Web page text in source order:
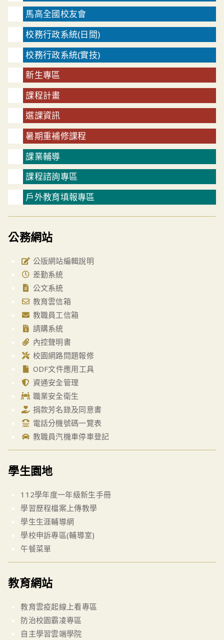
馬高全國校友會
校務行政系統(日間)
校務行政系統(實技)
新生專區
課程計畫
選課資訊
暑期重補修課程
課業輔導
課程諮詢專區
戶外教育填報專區
公務網站
公版網站編輯說明
差勤系統
公文系統
教育雲信箱
教職員工信箱
請購系統
內控聲明書
校園網路問題報修
ODF文件應用工具
資通安全管理
職業安全衛生
捐款芳名錄及同意書
電話分機號碼一覽表
教職員汽機車停車登記
學生園地
112學年度一年級新生手冊
學習歷程檔案上傳教學
學生生涯輔導網
學校申訴專區(輔導室)
午餐菜單
教育網站
教育雲疫起線上看專區
防治校園霸凌專區
自主學習雲端學院